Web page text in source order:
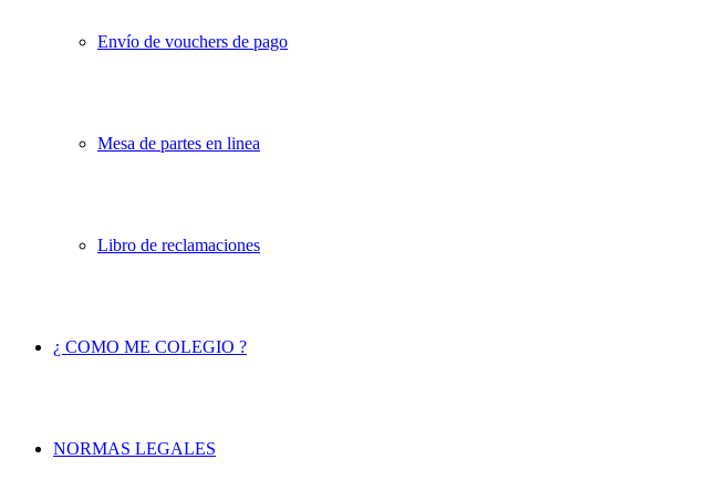
Envío de vouchers de pago
Mesa de partes en linea
Libro de reclamaciones
¿ COMO ME COLEGIO ?
NORMAS LEGALES